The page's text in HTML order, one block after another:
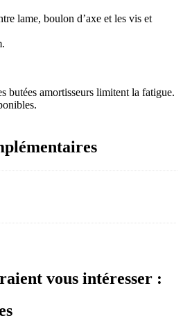
lame, boulon d’axe et les vis et
butées amortisseurs limitent la fatigue.
vous intéresser :